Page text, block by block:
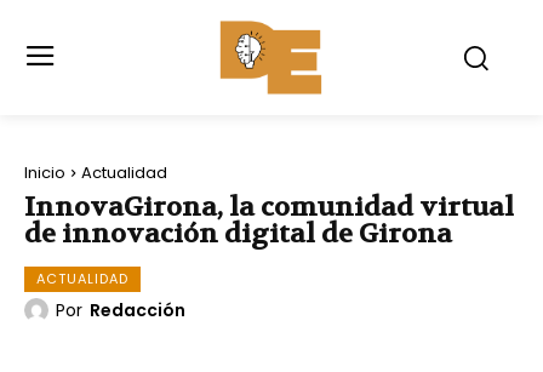
Inicio Actualidad
InnovaGirona, la comunidad virtual
de innovación digital de Girona
ACTUALIDAD
Por Redacción